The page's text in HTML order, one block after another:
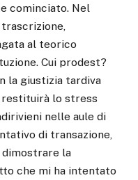
cominciato. Nel
al teorico
Cui prodest?
la giustizia tardiva
lo stress
nelle aule di
di transazione,
la
che mi ha intentato